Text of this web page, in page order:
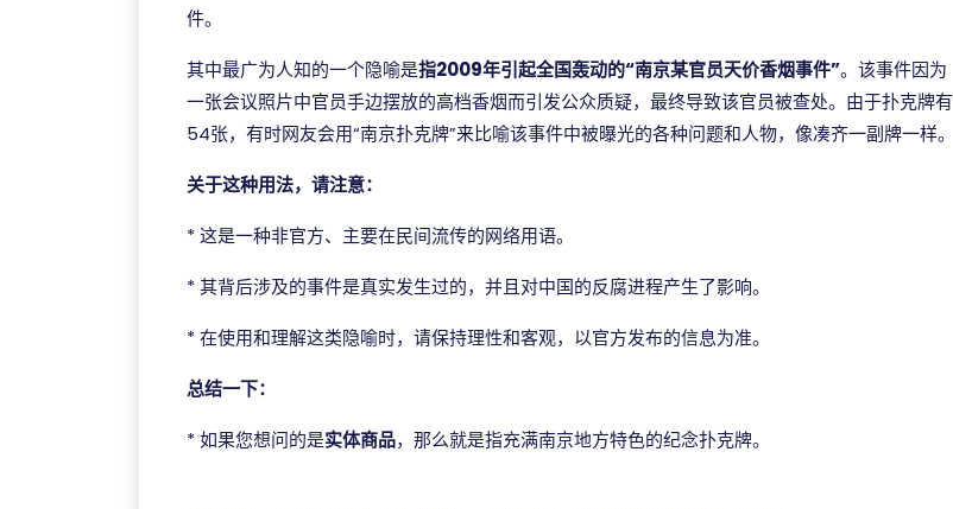
件。
其中最广为人知的一个隐喻是指2009年引起全国轰动的“南京某官员天价香烟事件”。该事件因为
一张会议照片中官员手边摆放的高档香烟而引发公众质疑，最终导致该官员被查处。由于扑克牌有
54张，有时网友会用“南京扑克牌”来比喻该事件中被曝光的各种问题和人物，像凑齐一副牌一样。
关于这种用法，请注意：
* 这是一种非官方、主要在民间流传的网络用语。
* 其背后涉及的事件是真实发生过的，并且对中国的反腐进程产生了影响。
* 在使用和理解这类隐喻时，请保持理性和客观，以官方发布的信息为准。
总结一下：
* 如果您想问的是实体商品，那么就是指充满南京地方特色的纪念扑克牌。